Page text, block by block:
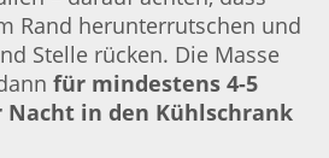
Rand herunterrutschen und
Stelle rücken. Die Masse
für mindestens 4-5
Nacht in den Kühlschrank